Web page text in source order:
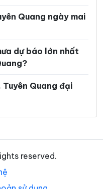
Minh Quang
Nậm Dịch
Ngọc Đường
Xã Phù Lưu
Xã Quản Bạ
Quang ngày mai
dự báo lớn nhất
Tuyên Quang đại
reserved.